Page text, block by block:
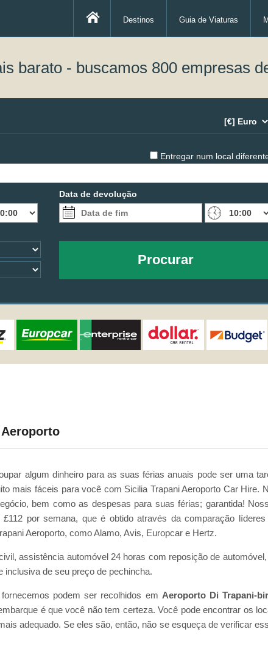
Destinos Guia de Viaturas
barato - buscamos 800 empresas
Entregar num local
Data de devolução
Procurar
algum dinheiro para as suas férias anuais pode ser uma
mais fáceis para você com Sicilia Trapani Aeroporto Car Hire.
bem como as despesas para suas férias; garantida!
por semana, que é obtido através da comparação líderes
Aeroporto, como Alamo, Avis, Europcar e Hertz.
assistência automóvel 24 horas com reposição de
inclusiva de seu preço de pechincha.
podem ser recolhidos em Aeroporto Di Trapani-
é que você não tem certeza. Você pode encontrar os
adequado. Se eles são, então, não se esqueça de verificar